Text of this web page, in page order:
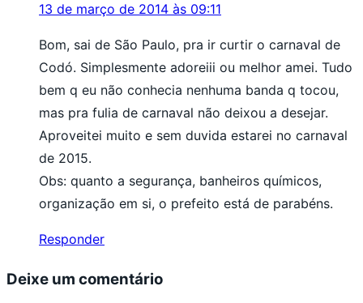
13 de março de 2014 às 09:11
Bom, sai de São Paulo, pra ir curtir o carnaval de
Codó. Simplesmente adoreiii ou melhor amei. Tudo
bem q eu não conhecia nenhuma banda q tocou,
mas pra fulia de carnaval não deixou a desejar.
Aproveitei muito e sem duvida estarei no carnaval
de 2015.
Obs: quanto a segurança, banheiros químicos,
organização em si, o prefeito está de parabéns.
Responder
Deixe um comentário